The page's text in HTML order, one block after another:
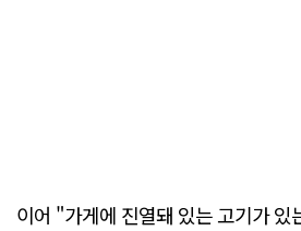
이어 "가게에 진열돼 있는 고기가 있